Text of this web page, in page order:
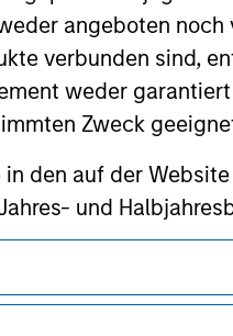
angeboten noch
verbunden sind,
weder
Zweck
den auf der
und
dargelegten
Sorgfalt
auswirken könnte.
Morgan
Morgan
lesen und